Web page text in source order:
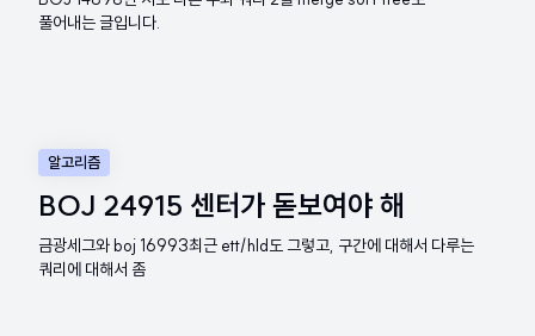
풀어내는 글입니다.
알고리즘
BOJ 24915 센터가 돋보여야 해
금광세그와 boj 16993최근 ett/hld도 그렇고, 구간에 대해서 다루는
쿼리에 대해서 좀